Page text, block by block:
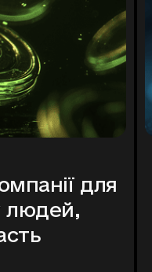
для
людей,